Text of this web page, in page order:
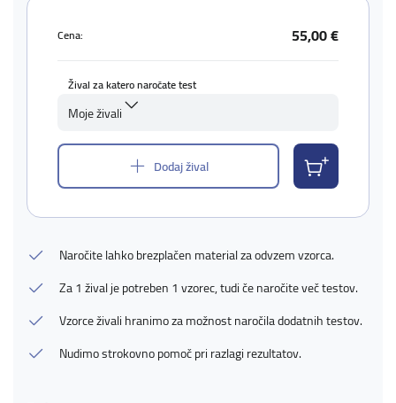
Cena: 55,00 €
Žival za katero naročate test
Moje živali
Dodaj žival
Naročite lahko brezplačen material za odvzem vzorca.
Za 1 žival je potreben 1 vzorec, tudi če naročite več testov.
Vzorce živali hranimo za možnost naročila dodatnih testov.
Nudimo strokovno pomoč pri razlagi rezultatov.